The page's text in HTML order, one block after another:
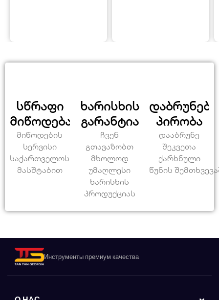
სწრაფი
მიწოდება
მიწოდების
სერვისი
საქართველოს
მასშტაბით
ხარისხის
გარანტია
ჩვენ
გთავაზობთ
მხოლოდ
უმაღლესი
ხარისხის
პროდუქციას
პირობა
დააბრუნე
შეკვეთა
ქარხნული
წუნის
Инструменты премиум качества